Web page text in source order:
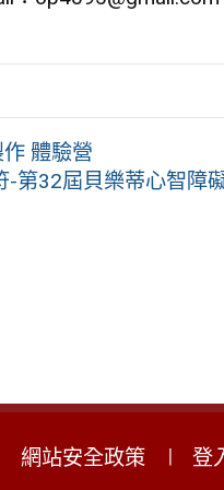
體驗營
-第32屆貝樂蒂心智障
網站安全政策
登